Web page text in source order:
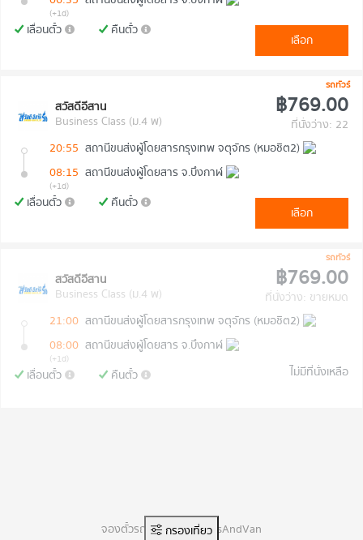
(+1d)
เลื่อนตั๋ว คืนตั๋ว
เลือก
รถทัวร์
สวัสดีอีสาน
Business Class (ม.4 พ)
฿769.00
ที่นั่งว่าง: 22
20:55 สถานีขนส่งผู้โดยสารกรุงเทพ จตุจักร (หมอชิต2)
08:15 สถานีขนส่งผู้โดยสาร จ.บึงกาฬ
(+1d)
เลื่อนตั๋ว คืนตั๋ว
เลือก
รถทัวร์
สวัสดีอีสาน
Business Class (ม.4 พ)
฿769.00
ที่นั่งว่าง: ขายหมด
21:00 สถานีขนส่งผู้โดยสารกรุงเทพ จตุจักร (หมอชิต2)
08:00 สถานีขนส่งผู้โดยสาร จ.บึงกาฬ
(+1d)
เลื่อนตั๋ว คืนตั๋ว ไม่มีที่นั่งเหลือ
กรองเที่ยว
จองตั๋วรถทัวร์ออนไลน์ BusAndVan